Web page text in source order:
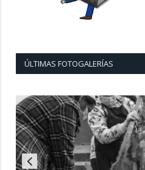
ÚLTIMAS FOTOGALERÍAS